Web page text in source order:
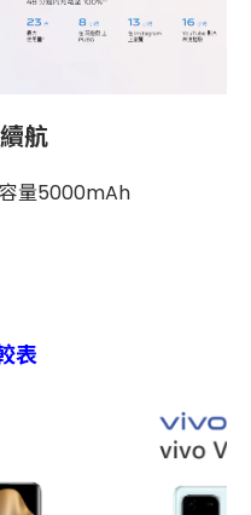
航
量5000mAh
表